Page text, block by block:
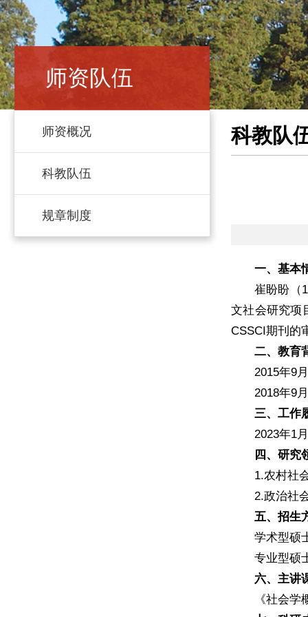
师资队伍
师资概况
科教队伍
规章制度
科教队
一、基本
崔盼盼（
文社会研究项
CSSCI期刊的
二、教育
2015年9
2018年9
三、工作
2023年1
四、研究
1.农村社
2.政治社
五、招生
学术型硕
专业型硕
六、主讲
《社会